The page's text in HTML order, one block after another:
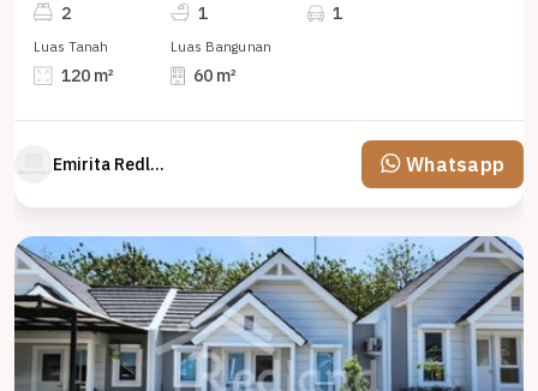
2 1 1
Luas Tanah
120 m²
Luas Bangunan
60 m²
Emirita Redland Whatsapp